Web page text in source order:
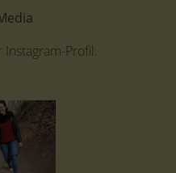
Profil.